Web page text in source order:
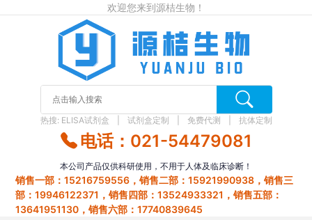
欢迎您来到源桔生物！
热搜: ELISA试剂盒 试剂盒定制 免费代测 抗体定制
电话：021-54479081
本公司产品仅供科研使用，不用于人体及临床诊断！
销售一部：15216759556，销售二部：15921990938，销售三
部：19946122371，销售四部：13524933321，销售五部：
13641951130，销售六部：17740839645